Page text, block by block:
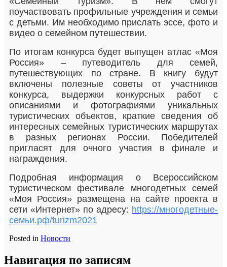
поучаствовать профильные учреждения и семьи
с детьми. Им необходимо прислать эссе, фото и
видео о семейном путешествии.
По итогам конкурса будет выпущен атлас «Моя
Россия» – путеводитель для семей,
путешествующих по стране. В книгу будут
включены полезные советы от участников
конкурса, выдержки конкурсных работ с
описаниями и фотографиями уникальных
туристических объектов, краткие сведения об
интересных семейных туристических маршрутах
в разных регионах России. Победителей
пригласят для очного участия в финале и
награждения.
Подробная информация о Всероссийском
туристическом фестивале многодетных семей
«Моя Россия» размещена на сайте проекта в
сети «Интернет» по адресу: https://многодетные-
семьи.рф/turizm2021
Posted in Новости
Навигация по записям